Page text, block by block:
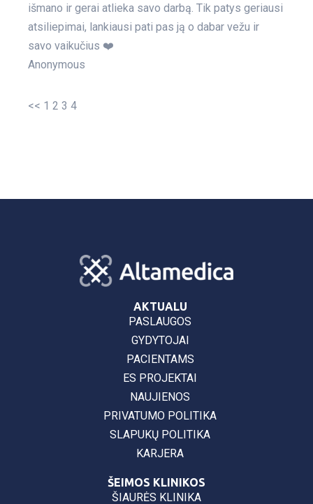
išmano ir gerai atlieka savo darbą. Tik patys geriausi
atsiliepimai, lankiausi pati pas ją o dabar vežu ir
savo vaikučius ❤️
Anonymous
<< 1 2 3 4
AKTUALU
PASLAUGOS
GYDYTOJAI
PACIENTAMS
ES PROJEKTAI
NAUJIENOS
PRIVATUMO POLITIKA
SLAPUKŲ POLITIKA
KARJERA
ŠEIMOS KLINIKOS
ŠIAURĖS KLINIKA